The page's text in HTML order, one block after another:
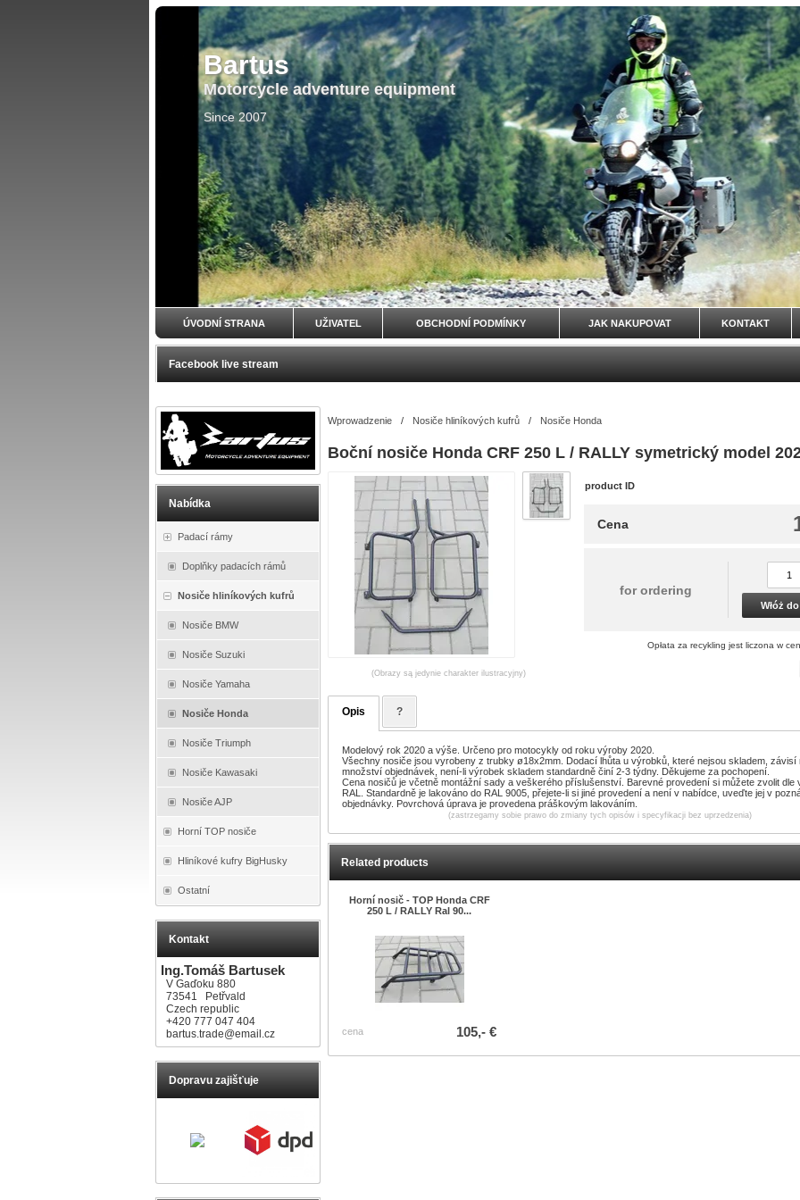
Bartus
Motorcycle adventure equipment
Since 2007
ÚVODNÍ STRANA UŽIVATEL OBCHODNÍ PODMÍNKY JAK NAKUPOVAT KONTAKT
Facebook live stream
Nabídka
Padací rámy
Doplňky padacích rámů
Nosiče hliníkových kufrů
Nosiče BMW
Nosiče Suzuki
Nosiče Yamaha
Nosiče Honda
Nosiče Triumph
Nosiče Kawasaki
Nosiče AJP
Horní TOP nosiče
Hliníkové kufry BigHusky
Ostatní
Kontakt
Ing.Tomáš Bartusek
V Gaďoku 880
73541 Petřvald
Czech republic
+420 777 047 404
bartus.trade@email.cz
Dopravu zajišťuje
Wprowadzenie / Nosiče hliníkových kufrů / Nosiče Honda
Boční nosiče Honda CRF 250 L / RALLY symetrický model
(Obrazy są jedynie charakter ilustracyjny)
product ID
Cena
for ordering
Włóż
Opłata za recykling jest liczona w
Opis ?
Modelový rok 2020 a výše. Určeno pro motocykly od roku výroby 2020.
Všechny nosiče jsou vyrobeny z trubky ø18x2mm. Dodací lhůta u výrobků, které nejsou skladem, závisí
množství objednávek, není-li výrobek skladem standardně činí 2-3 týdny. Děkujeme za pochopení.
Cena nosičů je včetně montážní sady a veškerého příslušenství. Barevné provedení si můžete zvolit dle
RAL. Standardně je lakováno do RAL 9005, přejete-li si jiné provedení a není v nabídce, uveďte jej v
objednávky. Povrchová úprava je provedena práškovým lakováním.
(zastrzegamy sobie prawo do zmiany tych opisów i specyfikacji bez uprzedzenia)
Related products
Horní nosič - TOP Honda CRF
250 L / RALLY Ral 90...
cena 105,- €